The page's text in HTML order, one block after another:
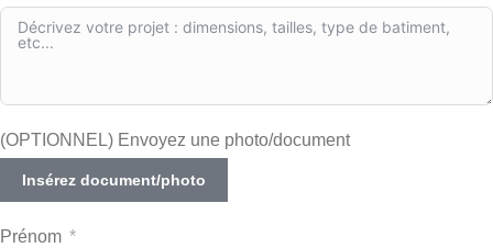
(OPTIONNEL) Envoyez une photo/document
Insérez document/photo
Prénom